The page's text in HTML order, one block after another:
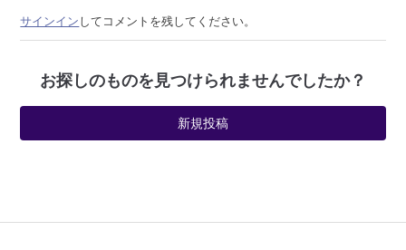
サインイン してコメントを残してください。
お探しのものを見つけられませんでしたか？
新規投稿